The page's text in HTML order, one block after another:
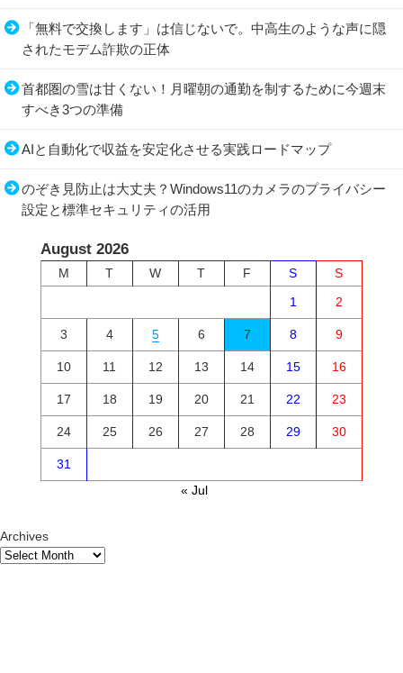
「無料で交換します」は信じないで。中高生のような声に隠
されたモデム詐欺の正体
首都圏の雪は甘くない！月曜朝の通勤を制するために今週末
すべき3つの準備
AIと自動化で収益を安定化させる実践ロードマップ
のぞき見防止は大丈夫？Windows11のカメラのプライバシー
設定と標準セキュリティの活用
August 2026
M T W T F S
S
1
2
3 4 5 6 7 8 9
10 11 12 13 14 15 16
17 18 19 20 21 22 23
24 25 26 27 28 29 30
31
« Jul
Archives